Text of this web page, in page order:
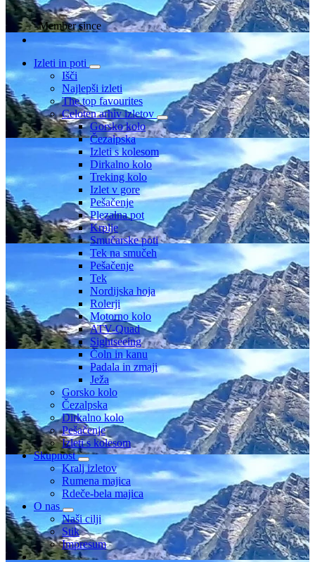
Member since
Izleti in poti
Išči
Najlepši izleti
The top favourites
Celoten arhiv izletov
Gorsko kolo
Čezalpska
Izleti s kolesom
Dirkalno kolo
Treking kolo
Izlet v gore
Pešačenje
Plezalna pot
Krplje
Smučarske poti
Tek na smučeh
Pešačenje
Tek
Nordijska hoja
Rolerji
Motorno kolo
ATV-Quad
Sightseeing
Čoln in kanu
Padala in zmaji
Ježa
Gorsko kolo
Čezalpska
Dirkalno kolo
Pešačenje
Izleti s kolesom
Skupnost
Kralj izletov
Rumena majica
Rdeče-bela majica
O nas
Naši cilji
Stik
Impresum